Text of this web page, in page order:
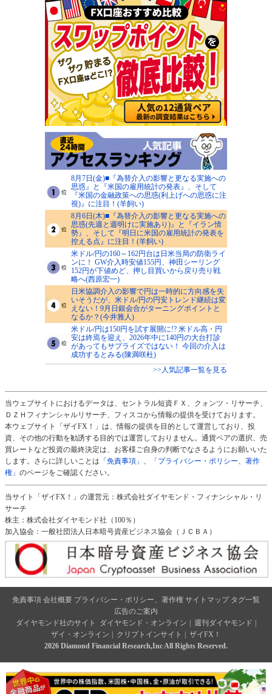
8月7日(金)■『為替介入の影響と更なる実施への
思惑』と『米国の雇用統計の発表』、そして
『米国の金融政策への思惑(利上げへの思惑に注
視)』に注目！(羊飼い)
8月6日(木)■『為替介入の影響と更なる実施への
思惑(先週と週明けに実施あり)』と『イラン情
勢』、そして『明日に米国の雇用統計の発表を
控える点』に注目！(羊飼い)
米ドル/円の160～162円台は日米当局の防衛ライ
ンに！ GW介入時安値155円、神田シーリング
152円が下値めど、押し目買いから戻り売り戦
略へ(西原宏一)
日米協調介入の影響で円は一時的に方向感を失
いそうだが、米ドル/円の円安トレンド継続は変
えない！9月日銀会合がターニングポイントと
なるか？(今井雅人)
米ドル/円は150円を試す展開に!? 米ドル高・円
安は終焉を迎え、2026年中に140円の大台打診
があってもサプライズではない！ 今回の介入は
成功するとみる(陳満咲杜)
>>人気記事一覧を見る
当ウェブサイトにおけるデータは、セントラル短資ＦＸ、クォンツ・リサーチ、
ＤＺＨフィナンシャルリサーチ、フィスコから情報の提供を受けております。
本ウェブサイト「ザイFX！」は、情報の提供を目的として運営しており、投
資、その他の行動を勧誘する目的では運営しておりません。通貨ペアの選択、売
買レートなど投資の最終決定は、お客様ご自身の判断でなさるようにお願いいた
します。さらに詳しいことは 「免責事項」 、
「プライバシー・ポリシー、著作
権」 のページをご確認ください。
当サイト「ザイFX！」の運営元：株式会社ダイヤモンド・フィナンシャル・リ
サーチ
株主：株式会社ダイヤモンド社（100％）
加入協会：一般社団法人日本暗号資産ビジネス協会（ＪＣＢＡ）
免責事項 会社概要 プライバシー・ポリシー、著作権 サイトマップ タグ一覧
広告のご案内
ダイヤモンド社のサイト
ダイヤモンド・オンライン 週刊ダイヤモンド
ザイ・オンライン
クリプトインサイト
ザイFX！
2026 Diamond Financial Research,Inc All Rights Reserved.